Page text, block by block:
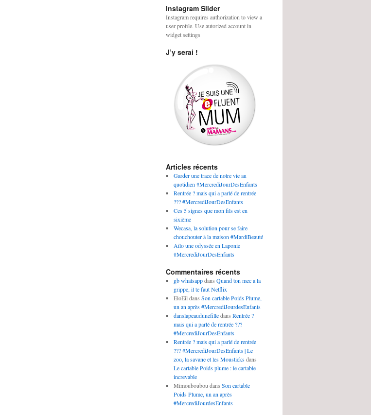
Instagram Slider
Instagram requires authorization to view a
user profile. Use autorized account in
widget settings
J’y serai !
Articles récents
Garder une trace de notre vie au
quotidien #MercrediJourDesEnfants
Rentrée ? mais qui a parlé de rentrée
??? #MercrediJourDesEnfants
Ces 5 signes que mon fils est en
sixième
Wecasa, la solution pour se faire
chouchouter à la maison #MardiBeauté
Aïlo une odyssée en Laponie
#MercrediJourDesEnfants
Commentaires récents
gb whatsappdans Quand ton mec a la
grippe, il te faut Netflix
EloEildans Son cartable Poids Plume,
un an après #MercrediJourdesEnfants
danslapeaudunefilledans Rentrée ?
mais qui a parlé de rentrée ???
#MercrediJourDesEnfants
Rentrée ? mais qui a parlé de rentrée
??? #MercrediJourDesEnfants | Le
zoo, la savane et les Mousticksdans
Le cartable Poids plume : le cartable
increvable
Mimoubouboudans Son cartable
Poids Plume, un an après
#MercrediJourdesEnfants